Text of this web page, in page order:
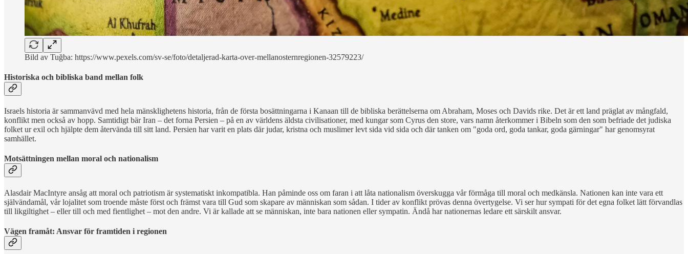
Bild av Tuğba: https://www.pexels.com/sv-se/foto/detaljerad-karta-over-mellanosternregionen-32579223/
Historiska och bibliska band mellan folk
Israels historia är sammanvävd med hela mänsklighetens historia, från de första bosättningarna i Kanaan till de bibliska berättelserna om Abraham, Moses och Davids rike. Det är ett land präglat av mångfald,
konflikt men också av hopp. Samtidigt bär Iran – det forna Persien – på en av världens äldsta civilisationer, med kungar som Cyrus den store, vars namn återkommer i Bibeln som den som befriade det judiska
folket ur exil och hjälpte dem återvända till sitt land. Persien har varit en plats där judar, kristna och muslimer levt sida vid sida och där tanken om "goda ord, goda tankar, goda gärningar" har genomsyrat
samhället.
Motsättningen mellan moral och nationalism
Alasdair MacIntyre ansåg att moral och patriotism är systematiskt inkompatibla. Han påminde oss om faran i att låta nationalism överskugga vår förmåga till moral och medkänsla. Nationen kan inte vara ett
självändamål, vår lojalitet som troende måste först och främst vara till Gud som skapare av människan som sådan. I tider av konflikt prövas denna övertygelse. Vi ser hur sympati för det egna folket lätt förvandlas
till likgiltighet – eller till och med fientlighet – mot den andre. Vi är kallade att se människan, inte bara nationen eller sympatin. Ändå har nationernas ledare ett särskilt ansvar.
Vägen framåt: Ansvar för framtiden i regionen